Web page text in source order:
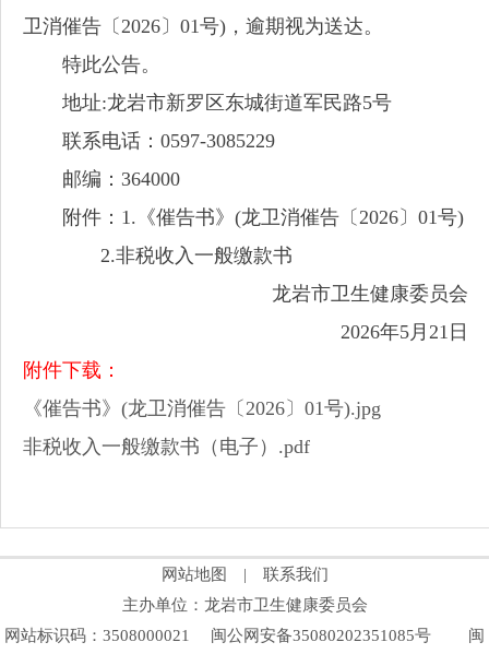
卫消催告〔2026〕01号)，逾期视为送达。
特此公告。
地址:龙岩市新罗区东城街道军民路5号
联系电话：0597-3085229
邮编：364000
附件：1.《催告书》(龙卫消催告〔2026〕01号)
2.非税收入一般缴款书
龙岩市卫生健康委员会
2026年5月21日
附件下载：
《催告书》(龙卫消催告〔2026〕01号).jpg
非税收入一般缴款书（电子）.pdf
网站地图 |
联系我们
主办单位：龙岩市卫生健康委员会
网站标识码：3508000021
闽公网安备35080202351085号 闽